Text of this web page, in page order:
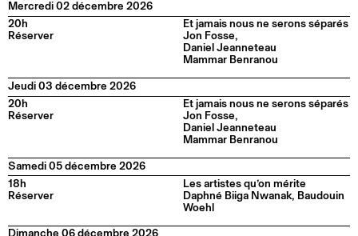
Mercredi 02 décembre 2026
20h
Réserver
Et jamais nous ne serons séparés
Jon Fosse,
Daniel Jeanneteau
Mammar Benranou
Jeudi 03 décembre 2026
20h
Réserver
Et jamais nous ne serons séparés
Jon Fosse,
Daniel Jeanneteau
Mammar Benranou
Samedi 05 décembre 2026
18h
Réserver
Les artistes qu’on mérite
Daphné Biiga Nwanak, Baudouin
Woehl